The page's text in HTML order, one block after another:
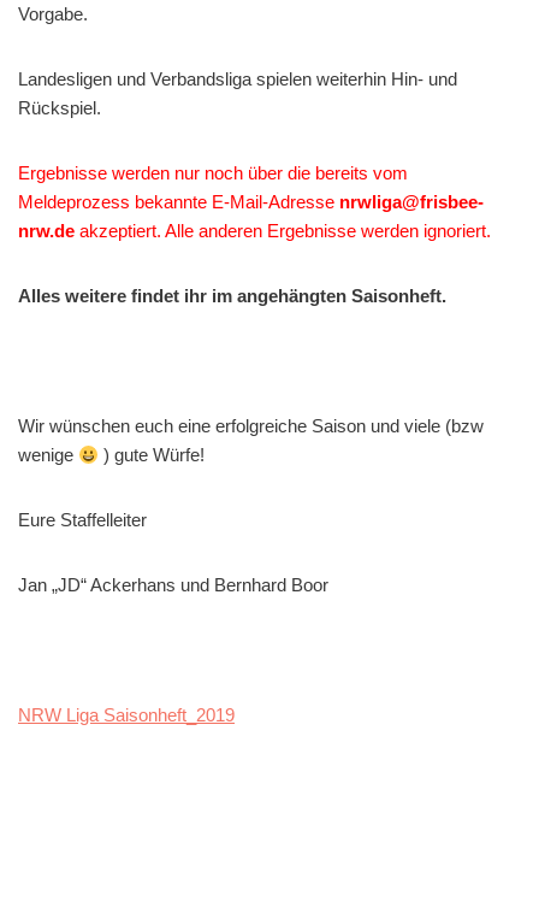
Vorgabe.
Landesligen und Verbandsliga spielen weiterhin Hin- und
Rückspiel.
Ergebnisse werden nur noch über die bereits vom
Meldeprozess bekannte E-Mail-Adresse nrwliga@frisbee-
nrw.de akzeptiert. Alle anderen Ergebnisse werden ignoriert.
Alles weitere findet ihr im angehängten Saisonheft.
Wir wünschen euch eine erfolgreiche Saison und viele (bzw
wenige
) gute Würfe!
Eure Staffelleiter
Jan „JD“ Ackerhans und Bernhard Boor
NRW Liga Saisonheft_2019